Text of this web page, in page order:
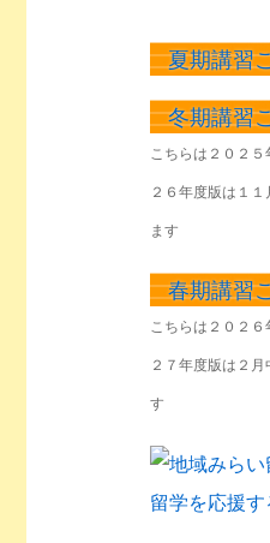
夏期講習
冬期講習
こちらは２０２５
２６年度版は１
ます
春期講習
こちらは２０２６
２７年度版は２
す